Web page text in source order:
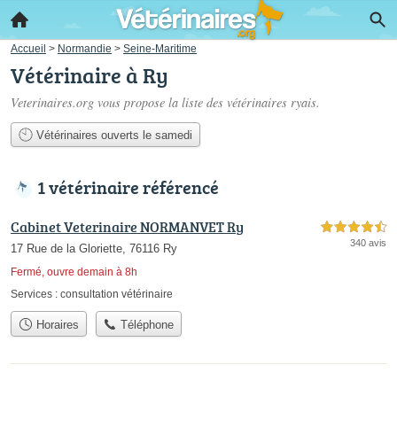
Accueil > Normandie > Seine-Maritime
Vétérinaire à Ry
Veterinaires.org vous propose la liste des vétérinaires ryais.
Vétérinaires ouverts le samedi
1 vétérinaire référencé
Cabinet Veterinaire NORMANVET Ry
17 Rue de la Gloriette, 76116 Ry
Fermé, ouvre demain à 8h
4,5 étoiles sur 5
340 avis
Services : consultation vétérinaire
Horaires Téléphone